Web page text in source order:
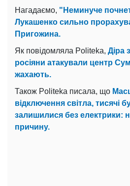
Нагадаємо, "Неминуче
Лукашенко сильно
Пригожина.
Як повідомляла Politeka, Діра
росіяни атакували центр
жахають.
Також Politeka писала, що
відключення світла, тисячі
залишилися без електрики:
причину.